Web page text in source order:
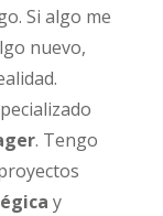
Si algo me
nuevo,
. Tengo
y